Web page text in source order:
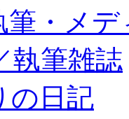
筆・メ
執筆雑誌
の日記